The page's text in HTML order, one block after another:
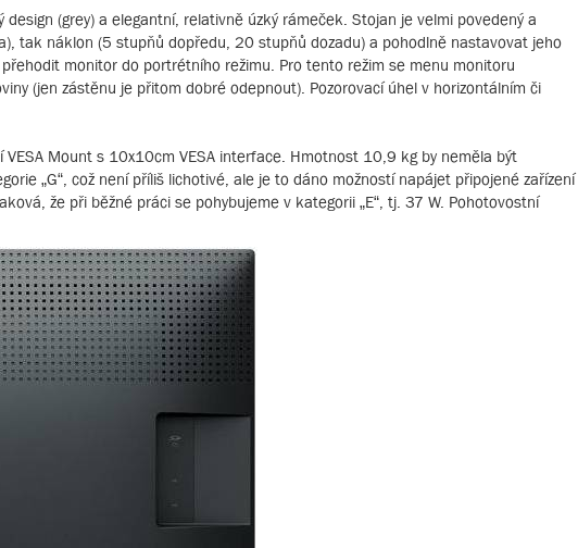
(grey) a elegantní, relativně úzký rámeček. Stojan je velmi povedený a
tak náklon (5 stupňů dopředu, 20 stupňů dozadu) a pohodlně nastavovat jeho
monitor do portrétního režimu. Pro tento režim se menu monitoru
(jen zástěnu je přitom dobré odepnout). Pozorovací úhel v horizontálním či
Mount s 10x10cm VESA interface. Hmotnost 10,9 kg by neměla být
„G“, což není příliš lichotivé, ale je to dáno možností napájet připojené zařízení
že při běžné práci se pohybujeme v kategorii „E“, tj. 37 W. Pohotovostní